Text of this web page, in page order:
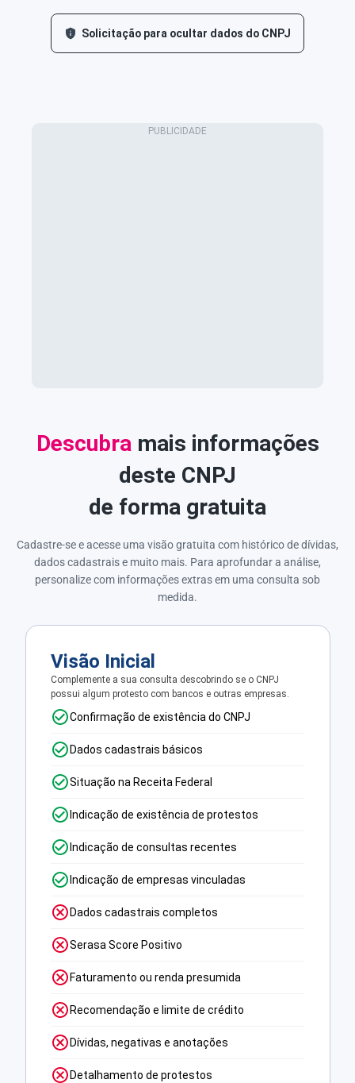
Solicitação para ocultar dados do CNPJ
Descubra mais informações
deste CNPJ
de forma gratuita
Cadastre-se e acesse uma visão gratuita com histórico de dívidas,
dados cadastrais e muito mais. Para aprofundar a análise,
personalize com informações extras em uma consulta sob
medida.
Visão Inicial
Complemente a sua consulta descobrindo se o CNPJ
possui algum protesto com bancos e outras empresas.
Confirmação de existência do CNPJ
Dados cadastrais básicos
Situação na Receita Federal
Indicação de existência de protestos
Indicação de consultas recentes
Indicação de empresas vinculadas
Dados cadastrais completos
Serasa Score Positivo
Faturamento ou renda presumida
Recomendação e limite de crédito
Dívidas, negativas e anotações
Detalhamento de protestos